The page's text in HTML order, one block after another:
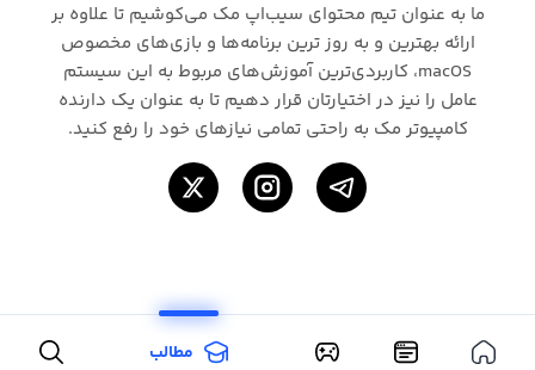
ما به عنوان تیم محتوای سیب‌اپ مک می‌کوشیم تا علاوه بر
ارائه بهترین و به روز ترین برنامه‌ها و بازی‌های مخصوص
macOS، کاربردی‌ترین آموزش‌های مربوط به این سیستم
عامل را نیز در اختیارتان قرار دهیم تا به عنوان یک دارنده
کامپیوتر مک به راحتی تمامی نیازهای خود را رفع کنید.
مطالب